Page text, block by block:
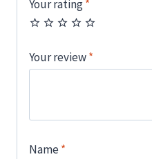
Your rating*
Your review*
Name*